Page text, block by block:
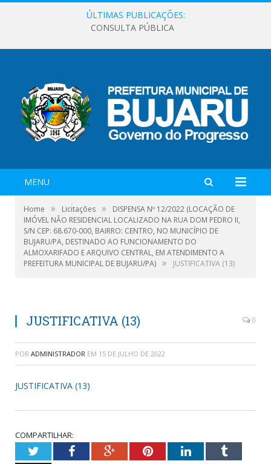
ÚLTIMAS PUBLICAÇÕES:
CONSULTA PÚBLICA
MENU
Home » Licitações »
DISPENSA Nº 12/2022 (LOCAÇÃO DE
IMÓVEL NÃO RESIDENCIAL LOCALIZADO NA RUA DOM PEDRO II,
S/N CEP: 68.670-000, BAIRRO: CENTRO, NO MUNICÍPIO DE
BUJARU/PA, DESTINADO AO FUNCIONAMENTO DO
ALMOXARIFADO E ARQUIVO CENTRAL, EM ATENDIMENTO A
PREFEITURA MUNICIPAL DE BUJARU/PA) » JUSTIFICATIVA (13)
JUSTIFICATIVA (13) 0
POR ADMINISTRADOR EM 15 DE JULHO DE 2022
JUSTIFICATIVA (13)
COMPARTILHAR:
TwitterFacebookGoogle+PinterestLinkedInTumblr